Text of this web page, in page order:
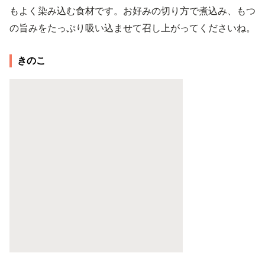
もよく染み込む食材です。お好みの切り方で煮込み、もつ
の旨みをたっぷり吸い込ませて召し上がってくださいね。
きのこ